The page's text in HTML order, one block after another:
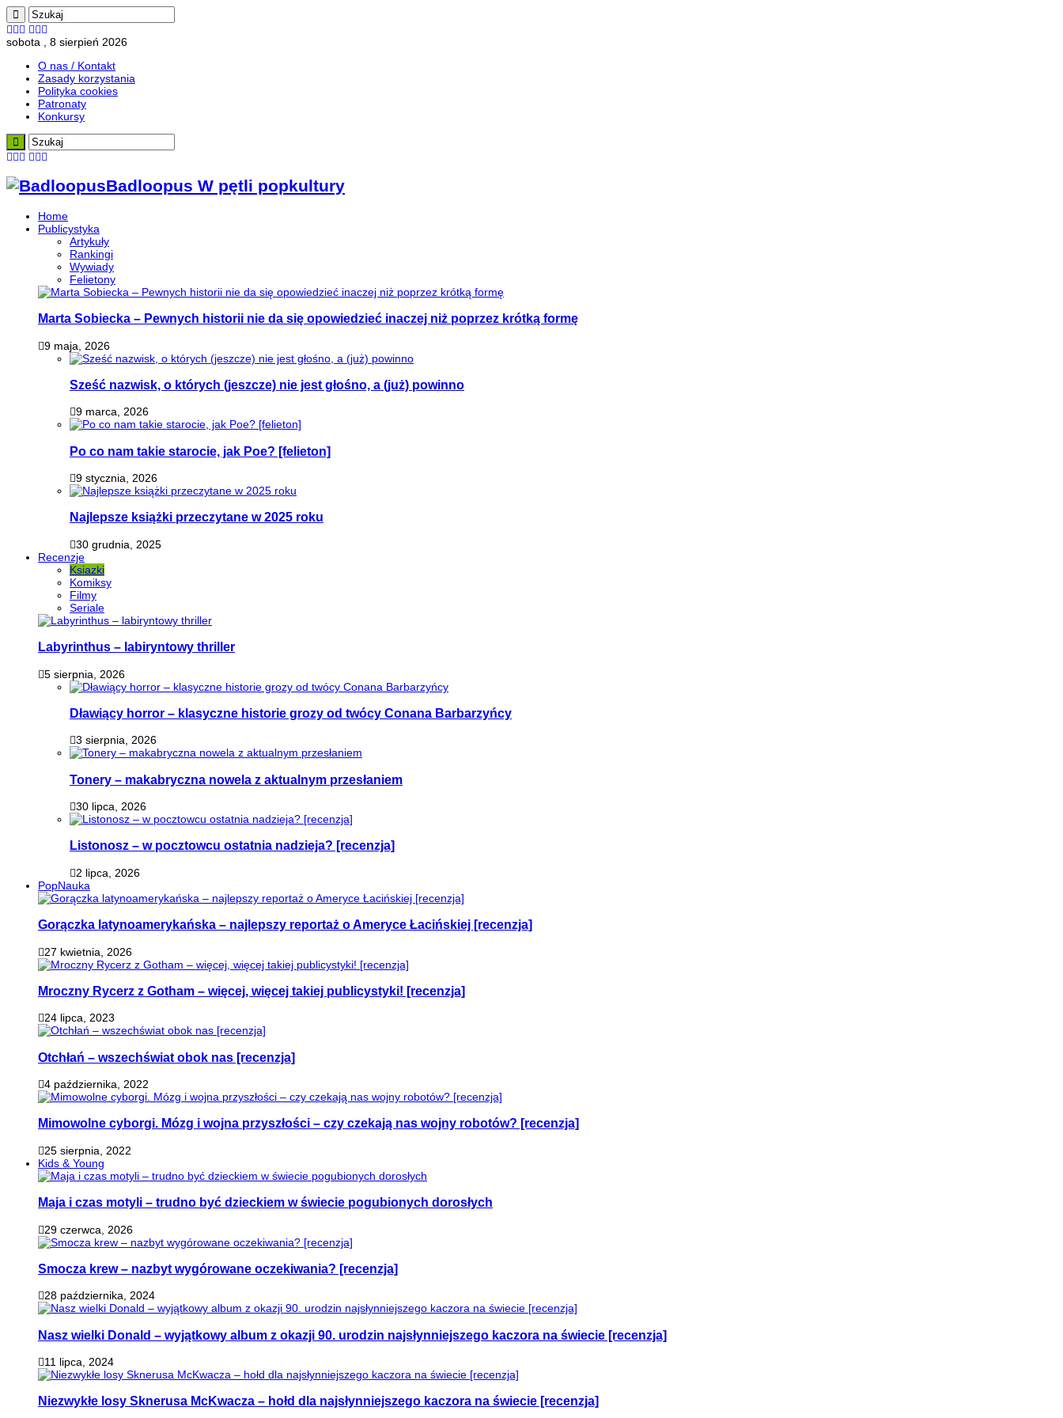
sobota , 8 sierpień 2026
O nas / Kontakt
Zasady korzystania
Polityka cookies
Patronaty
Konkursy
Badloopus W pętli popkultury
Home
Publicystyka
Artykuły
Rankingi
Wywiady
Felietony
Marta Sobiecka – Pewnych historii nie da się opowiedzieć inaczej niż poprzez krótką formę
9 maja, 2026
Sześć nazwisk, o których (jeszcze) nie jest głośno, a (już) powinno
9 marca, 2026
Po co nam takie starocie, jak Poe? [felieton]
9 stycznia, 2026
Najlepsze książki przeczytane w 2025 roku
30 grudnia, 2025
Recenzje
Ksiazki
Komiksy
Filmy
Seriale
Labyrinthus – labiryntowy thriller
5 sierpnia, 2026
Dławiący horror – klasyczne historie grozy od twócy Conana Barbarzyńcy
3 sierpnia, 2026
Tonery – makabryczna nowela z aktualnym przesłaniem
30 lipca, 2026
Listonosz – w pocztowcu ostatnia nadzieja? [recenzja]
2 lipca, 2026
PopNauka
Gorączka latynoamerykańska – najlepszy reportaż o Ameryce Łacińskiej [recenzja]
27 kwietnia, 2026
Mroczny Rycerz z Gotham – więcej, więcej takiej publicystyki! [recenzja]
24 lipca, 2023
Otchłań – wszechświat obok nas [recenzja]
4 października, 2022
Mimowolne cyborgi. Mózg i wojna przyszłości – czy czekają nas wojny robotów? [recenzja]
25 sierpnia, 2022
Kids & Young
Maja i czas motyli – trudno być dzieckiem w świecie pogubionych dorosłych
29 czerwca, 2026
Smocza krew – nazbyt wygórowane oczekiwania? [recenzja]
28 października, 2024
Nasz wielki Donald – wyjątkowy album z okazji 90. urodzin najsłynniejszego kaczora na świecie [recenzja]
11 lipca, 2024
Niezwykłe losy Sknerusa McKwacza – hołd dla najsłynniejszego kaczora na świecie [recenzja]